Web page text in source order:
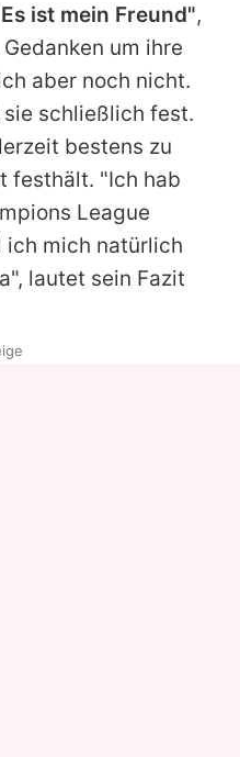
ist mein Freund",
um ihre
aber noch nicht.
schließlich fest.
bestens zu
festhält. "Ich hab
League
mich natürlich
lautet sein Fazit